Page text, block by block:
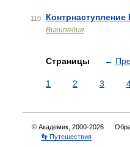
110
Википедия
Страницы ←
1 2 3
© Академик, 2000-2026
👣 Путешествия